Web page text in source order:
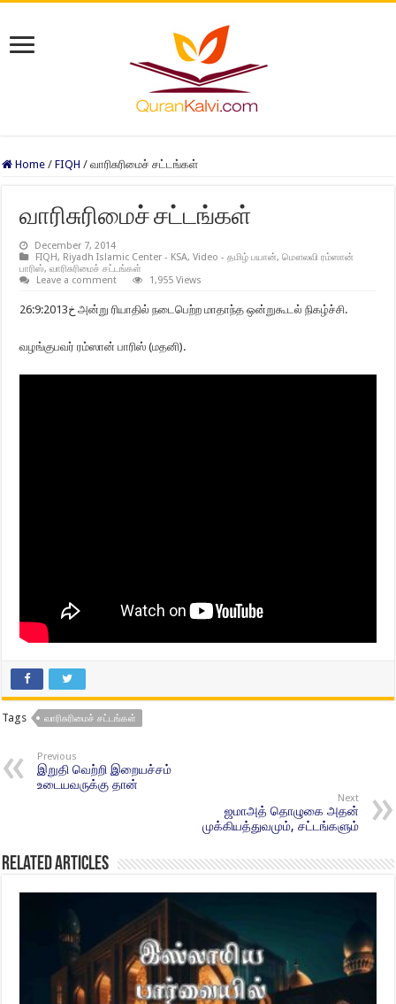
Home / FIQH / வாரிசுரிமைச் சட்டங்கள்
வாரிசுரிமைச் சட்டங்கள்
December 7, 2014
FIQH, Riyadh Islamic Center - KSA,Video - தமிழ் பயான்,மௌலவி ரம்ஸான்
பாரிஸ்,வாரிசுரிமைச் சட்டங்கள்
Leave a comment
1,955 Views
خ26:9:2013 அன்று ரியாதில் நடைபெற்ற மாதாந்த ஒன்றுகூடல் நிகழ்ச்சி.
வழங்குபவர் ரம்ஸான் பாரிஸ் (மதனி).
Tags வாரிசுரிமைச் சட்டங்கள்
Previous
இறுதி வெற்றி இறையச்சம்
உடையவருக்கு தான்
Next
ஜமாஅத் தொழுகை அதன்
முக்கியத்துவமும், சட்டங்களும்
Related Articles